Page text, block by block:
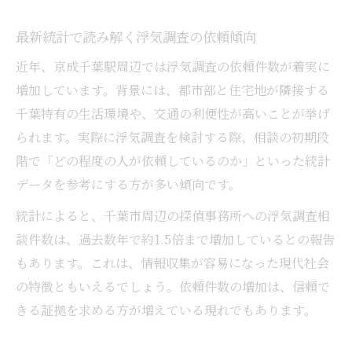
最新統計で読み解く浮気調査の依頼傾向
近年、京成千葉駅周辺では浮気調査の依頼件数が着実に
増加しています。背景には、都市部と住宅地が隣接する
千葉特有の生活環境や、交通の利便性が高いことが挙げ
られます。実際に浮気調査を検討する際、相談の初期段
階で「どの程度の人が依頼しているのか」といった統計
データを参考にする方が多い傾向です。
統計によると、千葉市周辺の探偵事務所への浮気調査相
談件数は、過去数年で約1.5倍まで増加しているとの報告
もあります。これは、情報収集が容易になった現代社会
の特徴ともいえるでしょう。依頼件数の増加は、信頼で
きる証拠を求める方が増えている現れでもあります。